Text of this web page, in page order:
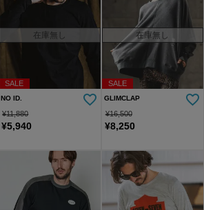
SALE
在庫無し
NO ID.
¥11,880
¥5,940
SALE
在庫無し
GLIMCLAP
¥16,500
¥8,250